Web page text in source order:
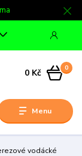
Menu
0
0 Kč
vodácké